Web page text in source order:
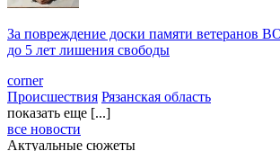
За повреждение доски памяти ветеранов
до 5 лет лишения свободы
corner
Происшествия Рязанская область
показать еще [...]
все новости
Актуальные сюжеты